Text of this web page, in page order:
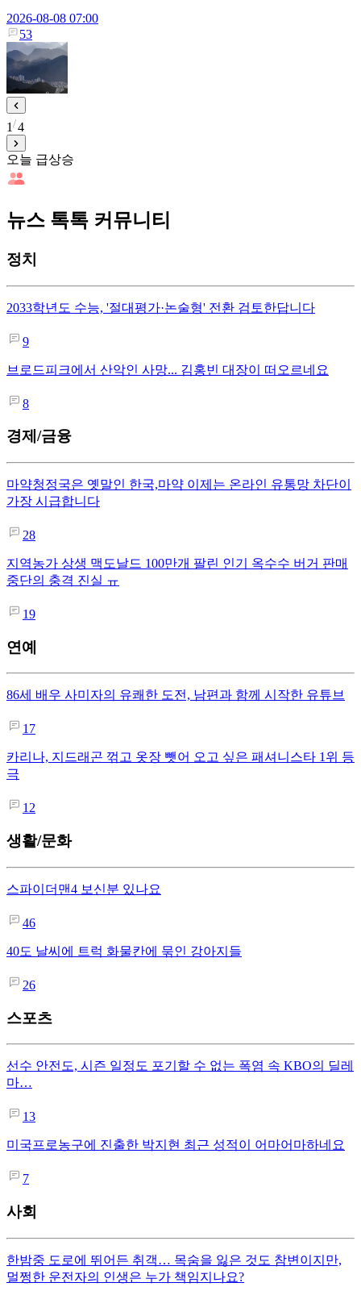
2026-08-08 07:00
53
1 4
오늘 급상승
뉴스 톡톡 커뮤니티
정치
2033학년도 수능, '절대평가·논술형' 전환 검토한답니다
9
브로드피크에서 산악인 사망... 김홍빈 대장이 떠오르네요
8
경제/금융
마약청정국은 옛말인 한국,마약 이제는 온라인 유통망 차단이
가장 시급합니다
28
지역농가 상생 맥도날드 100만개 팔린 인기 옥수수 버거 판매
중단의 충격 진실 ㅠ
19
연예
86세 배우 사미자의 유쾌한 도전, 남편과 함께 시작한 유튜브
17
카리나, 지드래곤 꺾고 옷장 뺏어 오고 싶은 패셔니스타 1위 등
극
12
생활/문화
스파이더맨4 보신분 있나요
46
40도 날씨에 트럭 화물칸에 묶인 강아지들
26
스포츠
선수 안전도, 시즌 일정도 포기할 수 없는 폭염 속 KBO의 딜레
마…
13
미국프로농구에 진출한 박지현 최근 성적이 어마어마하네요
7
사회
한밤중 도로에 뛰어든 취객… 목숨을 잃은 것도 참변이지만,
멀쩡한 운전자의 인생은 누가 책임지나요?